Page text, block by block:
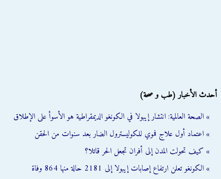
أحدث الأخبار (طب و صحة)
» الصحة العالمية: انتشار إيبولا في الكونغو الديمقراطية هو الأسوأ على الإطلاق
» اعتماد أول علاج فموي للكوليسترول الضار بعد سنوات من الحقن
» كيف تحولت المدن إلى أفران تجعل الحر قاتلا؟
» الكونغو تعلن ارتفاع إصابات إيبولا إلى 2181 حالة منها 864 وفاة